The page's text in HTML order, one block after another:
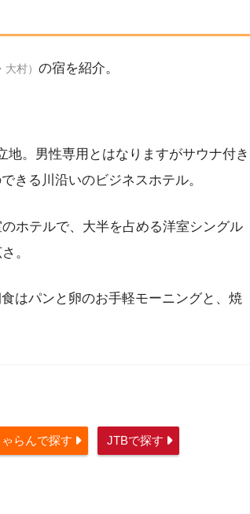
大村） の宿を紹介。
。男性専用とはなりますがサウナ付き
きる川沿いのビジネスホテル。
ホテルで、大半を占める洋室シングル
。
はパンと卵のお手軽モーニングと、焼
ゃらんで探す JTBで探す